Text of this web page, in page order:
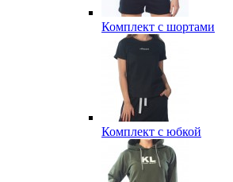
Комплект с шортами
Комплект с юбкой